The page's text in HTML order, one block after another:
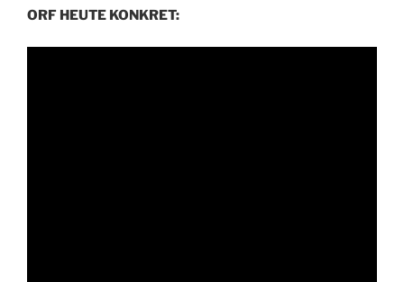
ORF HEUTE KONKRET: